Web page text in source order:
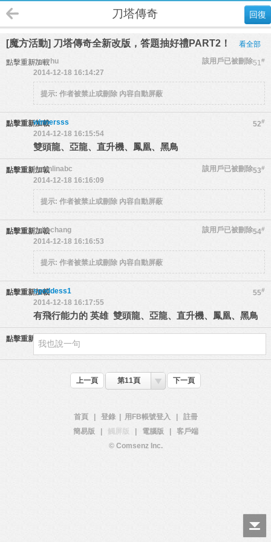
回復
刀塔傳奇
[魔方活動] 刀塔傳奇全新改版，答題抽好禮PART2！ 看全部
點擊重新加載 51#
conyhu
該用戶已被刪除
2014-12-18 16:14:27
提示: 作者被禁止或刪除 內容自動屏蔽
點擊重新加載 52#
winnersss
2014-12-18 16:15:54
雙頭龍、亞龍、直升機、鳳凰、黑鳥
點擊重新加載 53#
kevinlinabc
該用戶已被刪除
2014-12-18 16:16:09
提示: 作者被禁止或刪除 內容自動屏蔽
點擊重新加載 54#
pokochang
該用戶已被刪除
2014-12-18 16:16:53
提示: 作者被禁止或刪除 內容自動屏蔽
點擊重新加載 55#
sgoddess1
2014-12-18 16:17:55
有飛行能力的 英雄 雙頭龍、亞龍、直升機、鳳凰、黑鳥
點擊重新加載
上一頁 第11頁 下一頁
首頁 登錄 用FB帳號登入
註冊
簡易版
觸屏版 電腦版
客戶端
© Comsenz Inc.